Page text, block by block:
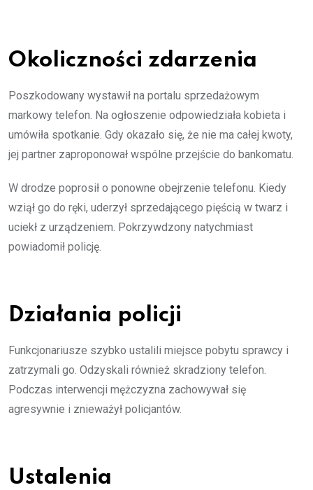
Okoliczności zdarzenia
Poszkodowany wystawił na portalu sprzedażowym
markowy telefon. Na ogłoszenie odpowiedziała kobieta i
umówiła spotkanie. Gdy okazało się, że nie ma całej kwoty,
jej partner zaproponował wspólne przejście do bankomatu.
W drodze poprosił o ponowne obejrzenie telefonu. Kiedy
wziął go do ręki, uderzył sprzedającego pięścią w twarz i
uciekł z urządzeniem. Pokrzywdzony natychmiast
powiadomił policję.
Działania policji
Funkcjonariusze szybko ustalili miejsce pobytu sprawcy i
zatrzymali go. Odzyskali również skradziony telefon.
Podczas interwencji mężczyzna zachowywał się
agresywnie i znieważył policjantów.
Ustalenia